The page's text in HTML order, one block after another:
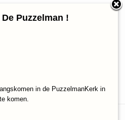
Puzzelman !
in de PuzzelmanKerk in
komen.